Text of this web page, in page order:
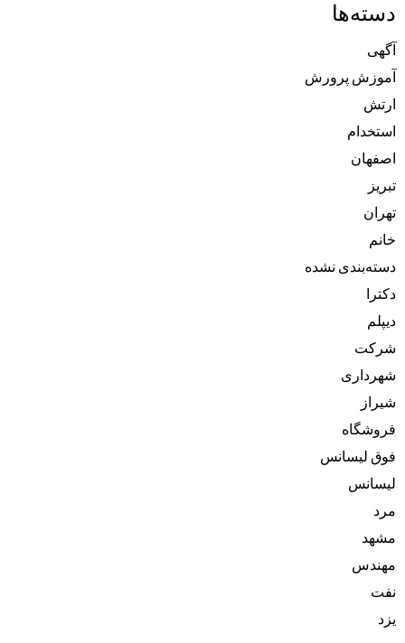
دسته‌ها
آگهی
آموزش پرورش
ارتش
استخدام
اصفهان
تبریز
تهران
خانم
دسته‌بندی نشده
دکترا
دیپلم
شرکت
شهرداری
شیراز
فروشگاه
فوق لیسانس
لیسانس
مرد
مشهد
مهندس
نفت
یزد